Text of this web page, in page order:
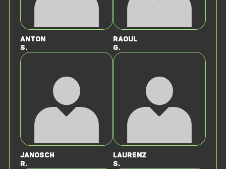
Anton
S.
Raoul
G.
Janosch
R.
Laurenz
S.